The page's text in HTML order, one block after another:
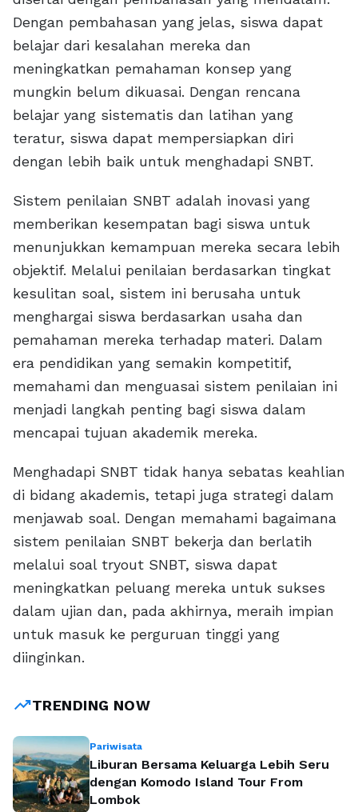
Dengan pembahasan yang jelas, siswa dapat
belajar dari kesalahan mereka dan
meningkatkan pemahaman konsep yang
mungkin belum dikuasai. Dengan rencana
belajar yang sistematis dan latihan yang
teratur, siswa dapat mempersiapkan diri
dengan lebih baik untuk menghadapi SNBT.
Sistem penilaian SNBT adalah inovasi yang
memberikan kesempatan bagi siswa untuk
menunjukkan kemampuan mereka secara lebih
objektif. Melalui penilaian berdasarkan tingkat
kesulitan soal, sistem ini berusaha untuk
menghargai siswa berdasarkan usaha dan
pemahaman mereka terhadap materi. Dalam
era pendidikan yang semakin kompetitif,
memahami dan menguasai sistem penilaian ini
menjadi langkah penting bagi siswa dalam
mencapai tujuan akademik mereka.
Menghadapi SNBT tidak hanya sebatas keahlian
di bidang akademis, tetapi juga strategi dalam
menjawab soal. Dengan memahami bagaimana
sistem penilaian SNBT bekerja dan berlatih
melalui soal tryout SNBT, siswa dapat
meningkatkan peluang mereka untuk sukses
dalam ujian dan, pada akhirnya, meraih impian
untuk masuk ke perguruan tinggi yang
diinginkan.
trending_upTRENDING NOW
Pariwisata
Liburan Bersama Keluarga Lebih Seru
dengan Komodo Island Tour From
Lombok